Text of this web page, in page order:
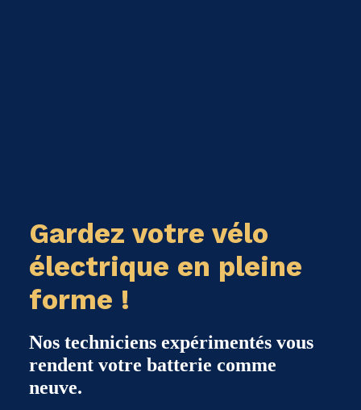
Gardez votre vélo
électrique en pleine
forme !
Nos techniciens expérimentés vous
rendent votre batterie comme
neuve.